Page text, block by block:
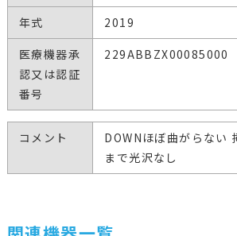
年式
2019
医療機器承
認又は認証
番号
229ABBZX00085000
コメント
DOWNほぼ曲がらない
まで光沢なし